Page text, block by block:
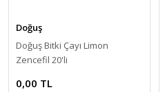
Doğuş
Doğuş Bitki Çayı Limon
Zencefil 20'li
0,00 TL